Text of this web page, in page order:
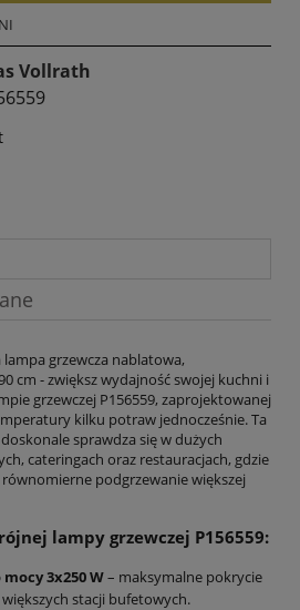
Vollrath
grzewcza nablatowa,
cm - zwiększ wydajność swojej kuchni i
grzewczej P156559, zaprojektowanej
kilku potraw jednocześnie. Ta
sprawdza się w dużych
cateringach oraz restauracjach, gdzie
podgrzewanie większej
lampy grzewczej P156559:
3x250 W– maksymalne pokrycie
stacji bufetowych.